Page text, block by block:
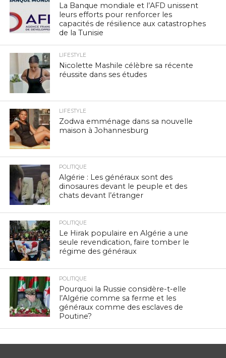
La Banque mondiale et l’AFD unissent
leurs efforts pour renforcer les
capacités de résilience aux catastrophes
de la Tunisie
LIFESTYLE
Nicolette Mashile célèbre sa récente
réussite dans ses études
LIFESTYLE
Zodwa emménage dans sa nouvelle
maison à Johannesburg
POLITIQUE
Algérie : Les généraux sont des
dinosaures devant le peuple et des
chats devant l’étranger
POLITIQUE
Le Hirak populaire en Algérie a une
seule revendication, faire tomber le
régime des généraux
POLITIQUE
Pourquoi la Russie considère-t-elle
l’Algérie comme sa ferme et les
généraux comme des esclaves de
Poutine?